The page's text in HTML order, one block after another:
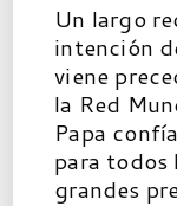
Un largo
intención
viene
la Red
Papa
para todos
grandes